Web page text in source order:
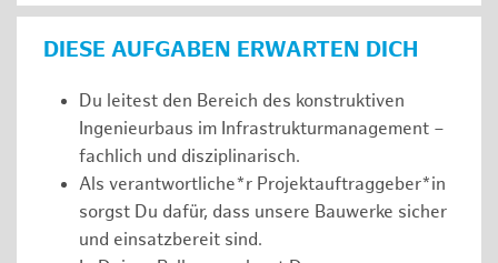
DIESE AUFGABEN ERWARTEN DICH
Du leitest den Bereich des konstruktiven
Ingenieurbaus im Infrastrukturmanagement –
fachlich und disziplinarisch.
Als verantwortliche*r Projektauftraggeber*in
sorgst Du dafür, dass unsere Bauwerke sicher
und einsatzbereit sind.